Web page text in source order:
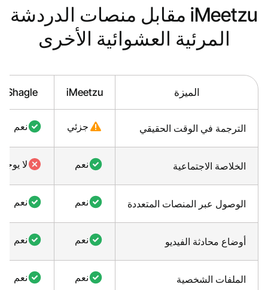
iMeetzu مقابل منصات الدردشة
المرئية العشوائية الأخرى
الميزة iMeetzu
Shagle
الترجمة في الوقت الحقيقي جزئي نعم
الخلاصة الاجتماعية نعم لا يوجد
الوصول عبر المنصات المتعددة نعم نعم
أوضاع محادثة الفيديو نعم نعم
الملفات الشخصية نعم نعم